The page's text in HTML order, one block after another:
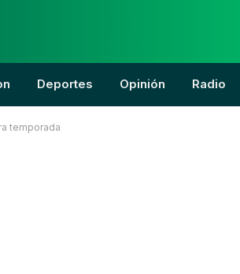
Deportes Opinión Radio
temporada